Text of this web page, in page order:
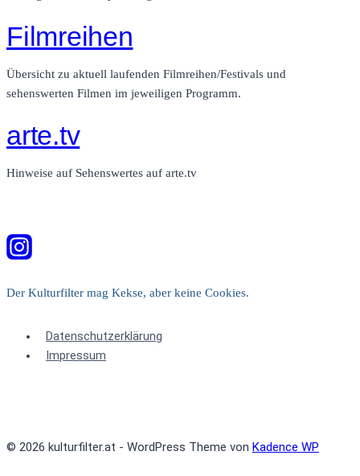
Filmreihen
Übersicht zu aktuell laufenden Filmreihen/Festivals und
sehenswerten Filmen im jeweiligen Programm.
arte.tv
Hinweise auf Sehenswertes auf arte.tv
Der Kulturfilter mag Kekse, aber keine Cookies.
Datenschutzerklärung
Impressum
© 2026 kulturfilter.at - WordPress Theme von Kadence WP